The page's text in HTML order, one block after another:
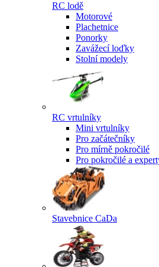
RC lodě
Motorové
Plachetnice
Ponorky
Zavážecí loďky
Stolní modely
RC vrtulníky
Mini vrtulníky
Pro začátečníky
Pro mírně pokročilé
Pro pokročilé a
Stavebnice CaDa